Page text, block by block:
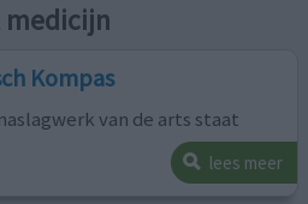
medicijn
Kompas
van de arts staat
lees meer